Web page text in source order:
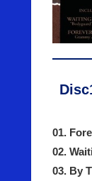
01.
02.
03. By